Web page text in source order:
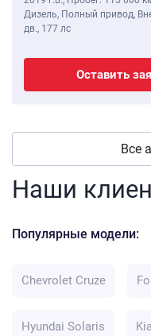
Дизель, Полный привод,
дв., 177 лс
Оставить
Все
Наши
Популярные модели:
Chevrolet Cruze
Hyundai Solaris